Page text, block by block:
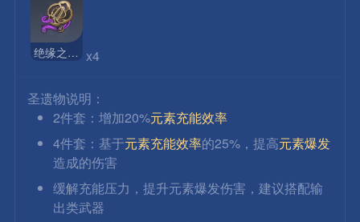
绝缘之旗印 x4
圣遗物说明：
2件套：增加20%元素充能效率
4件套：基于元素充能效率的25%，提高元素爆发
造成的伤害
缓解充能压力，提升元素爆发伤害，建议搭配输
出类武器